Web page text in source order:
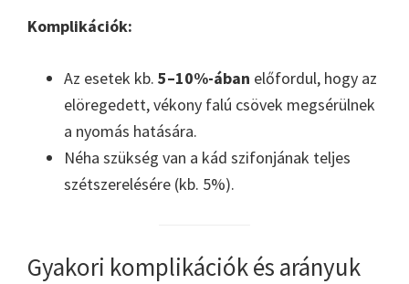
Komplikációk:
Az esetek kb. 5–10%-ában előfordul, hogy az
elöregedett, vékony falú csövek megsérülnek
a nyomás hatására.
Néha szükség van a kád szifonjának teljes
szétszerelésére (kb. 5%).
Gyakori komplikációk és arányuk